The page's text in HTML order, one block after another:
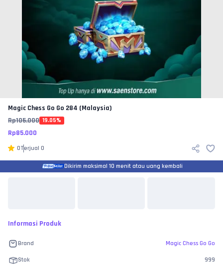
Magic Chess Go Go 284 (Malaysia)
Rp105.000 19.05%
Rp85.000
0Terjual 0
Dikirim maksimal 10 menit atau uang kembali
Informasi Produk
Brand Magic Chess Go Go
Stok 999